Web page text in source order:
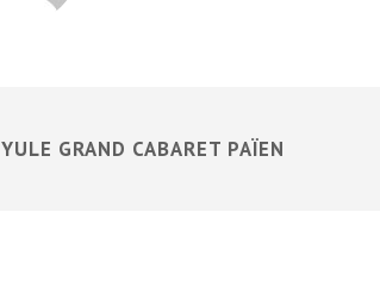
YULE GRAND CABARET PAÏEN